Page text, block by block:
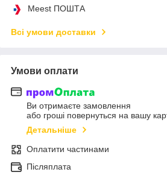
Meest ПОШТА
Всі умови доставки
Умови оплати
Ви отримаєте замовлення
або гроші повернуться на вашу
Детальніше
Оплатити частинами
Післяплата